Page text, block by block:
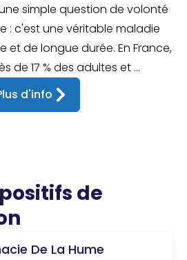
simple question de volonté
: c'est une véritable maladie
et de longue durée. En France,
de 17 % des adultes et ...
d'info
de
De La Hume